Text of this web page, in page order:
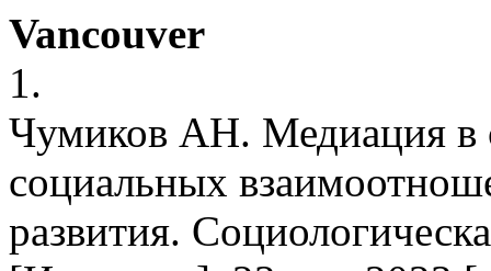
Vancouver
1.
Чумиков АН. Медиация в
социальных
развития.